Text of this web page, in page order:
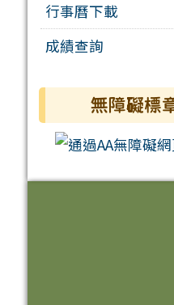
行事曆下載
成績查詢
無障礙標